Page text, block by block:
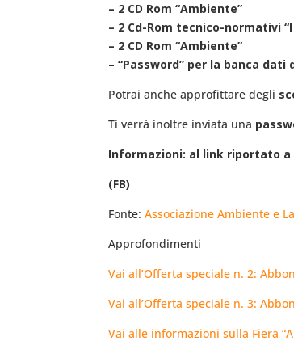
– 2 CD Rom “Ambiente”
– 2 Cd-Rom tecnico-normativi
– 2 CD Rom “Ambiente”
– “Password” per la banca dati
Potrai anche approfittare degli
Ti verrà inoltre inviata una
Informazioni: al link riportato a
(FB)
Fonte:Associazione Ambiente e
Approfondimenti
Vai all’Offerta speciale n. 2:
Vai all’Offerta speciale n. 3:
Vai alle informazioni sulla Fiera